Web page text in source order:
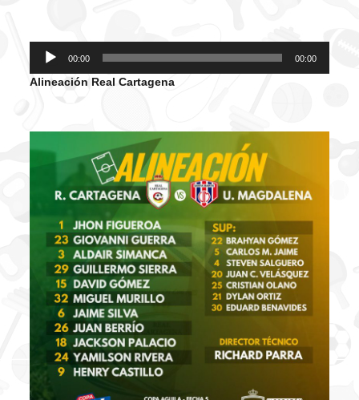
Reproductor
audio
00:00 00:00
Alineación Real Cartagena